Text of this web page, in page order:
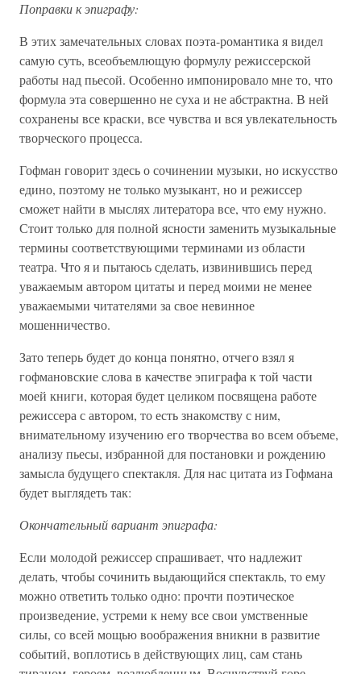
Поправки к эпиграфу:
В этих замечательных словах поэта-романтика я видел
самую суть, всеобъемлющую формулу режиссерской
работы над пьесой. Особенно импонировало мне то, что
формула эта совершенно не суха и не абстрактна. В ней
сохранены все краски, все чувства и вся увлекательность
творческого процесса.
Гофман говорит здесь о сочинении музыки, но искусство
едино, поэтому не только музыкант, но и режиссер
сможет найти в мыслях литератора все, что ему нужно.
Стоит только для полной ясности заменить музыкальные
термины соответствующими терминами из области
театра. Что я и пытаюсь сделать, извинившись перед
уважаемым автором цитаты и перед моими не менее
уважаемыми читателями за свое невинное
мошенничество.
Зато теперь будет до конца понятно, отчего взял я
гофмановские слова в качестве эпиграфа к той части
моей книги, которая будет целиком посвящена работе
режиссера с автором, то есть знакомству с ним,
внимательному изучению его творчества во всем объеме,
анализу пьесы, избранной для постановки и рождению
замысла будущего спектакля. Для нас цитата из Гофмана
будет выглядеть так:
Окончательный вариант эпиграфа:
Если молодой режиссер спрашивает, что надлежит
делать, чтобы сочинить выдающийся спектакль, то ему
можно ответить только одно: прочти поэтическое
произведение, устреми к нему все свои умственные
силы, со всей мощью воображения вникни в развитие
событий, воплотись в действующих лиц, сам стань